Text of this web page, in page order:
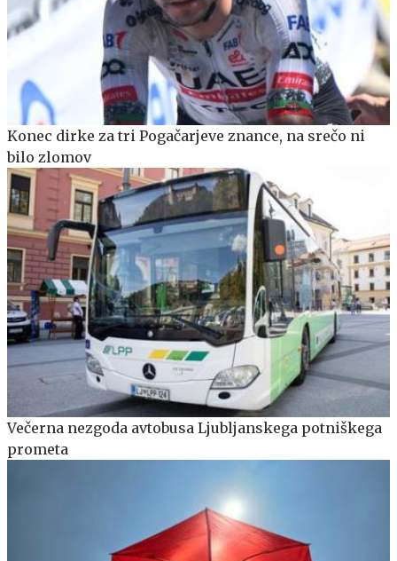
Konec dirke za tri Pogačarjeve znance, na srečo ni
bilo zlomov
Večerna nezgoda avtobusa Ljubljanskega potniškega
prometa